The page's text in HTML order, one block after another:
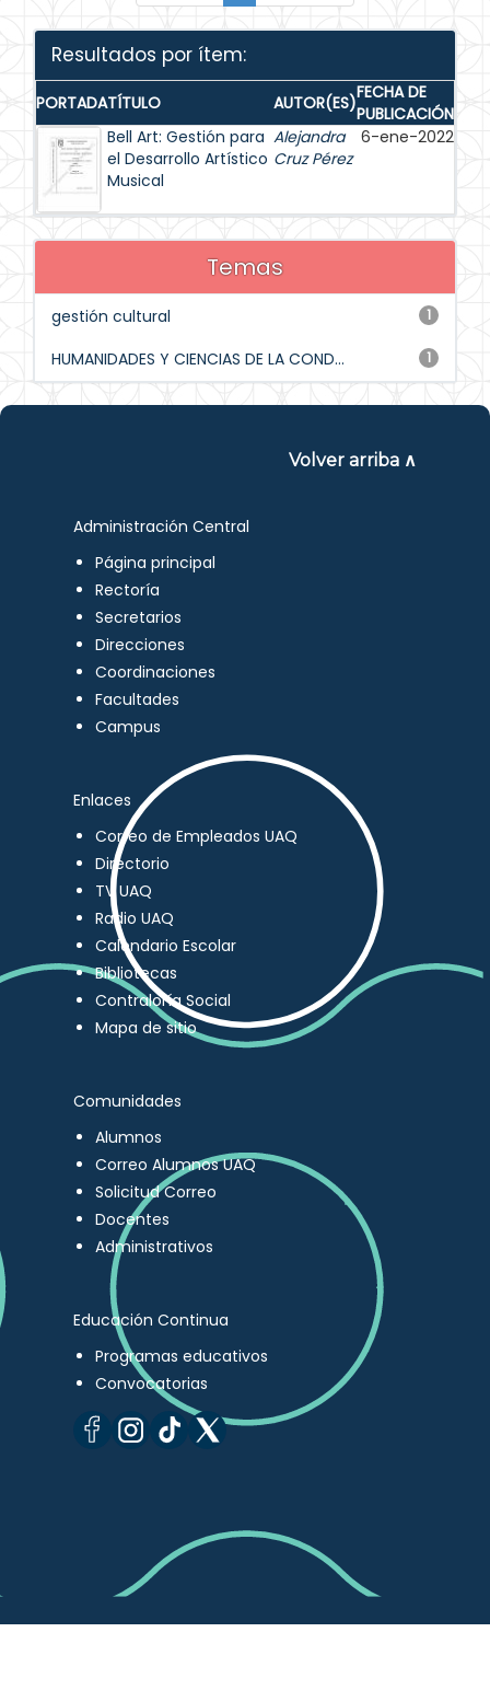
Resultados por ítem:
PORTADATÍTULO AUTOR(ES)FECHA DE
PUBLICACIÓN
Bell Art: Gestión para
el Desarrollo Artístico
Musical
Alejandra
Cruz Pérez
6-ene-2022
Temas
1
gestión cultural
1
HUMANIDADES Y CIENCIAS DE LA COND...
Volver arriba ∧
Administración Central
Página principal
Rectoría
Secretarios
Direcciones
Coordinaciones
Facultades
Campus
Enlaces
Correo de Empleados UAQ
Directorio
TV UAQ
Radio UAQ
Calendario Escolar
Bibliotecas
Contraloría Social
Mapa de sitio
Comunidades
Alumnos
Correo Alumnos UAQ
Solicitud Correo
Docentes
Administrativos
Educación Continua
Programas educativos
Convocatorias